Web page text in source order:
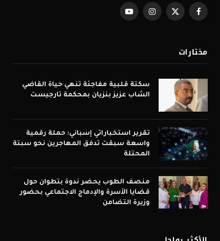
فيسبوكX
الانستغراميوتيوب
مختارات
سكتة قلبية مفاجئة تنهي حياة القاضي
الشاب عزيز بنزيان بمحكمة تارجيست
تقرير استخباراتي إسباني: حملة رقمية
واسعة سبقت تدفق المهاجرين نحو سبتة
المحتلة
منصف الطوب يحضر ندوة بتطوان حول
قضايا الأسرة والإدماج الاجتماعي بحضور
وزيرة التضامن